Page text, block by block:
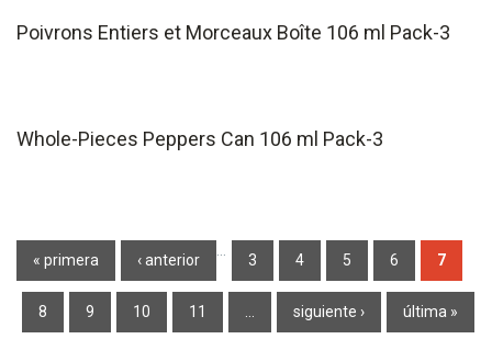
Poivrons Entiers et Morceaux Boîte 106 ml Pack-3
Whole-Pieces Peppers Can 106 ml Pack-3
Páginas
« primera ‹ anterior 3 4 5 6 7
8 9 10 11 siguiente › última »